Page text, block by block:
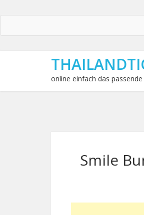
online einfach das
Smile